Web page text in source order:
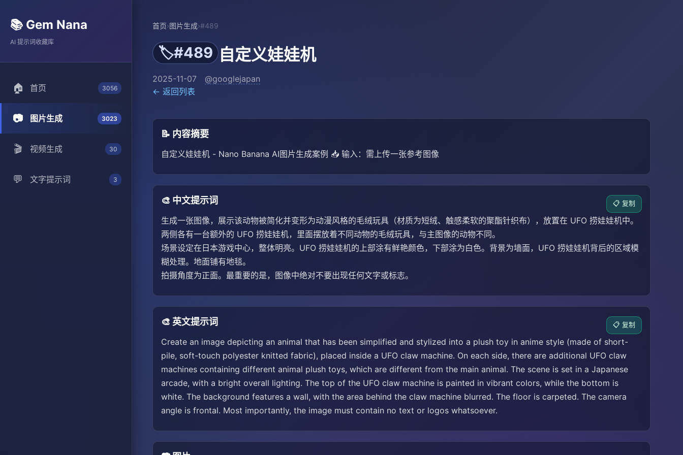
📚 Gem Nana
AI 提示词收藏库
🏠 首页 3056
📷 图片生成 3023
🎬 视频生成 30
💬 文字提示词 3
首页›图片生成›#489
🏷️#489 自定义娃娃机
2025-11-07 @googlejapan
← 返回列表
📝 内容摘要
自定义娃娃机 - Nano Banana AI图片生成案例 📥 输入：需上传一张参考图像
🎨 中文提示词 📋 复制
生成一张图像，展示该动物被简化并变形为动漫风格的毛绒玩具（材质为短绒、触感柔软的聚酯针织布），放置在 UFO 捞娃娃机中。
两侧各有一台额外的 UFO 捞娃娃机，里面摆放着不同动物的毛绒玩具，与主图像的动物不同。
场景设定在日本游戏中心，整体明亮。UFO 捞娃娃机的上部涂有鲜艳颜色，下部涂为白色。背景为墙面，UFO 捞娃娃机背后的区域模
糊处理。地面铺有地毯。
拍摄角度为正面。最重要的是，图像中绝对不要出现任何文字或标志。
🎨 英文提示词 📋 复制
Create an image depicting an animal that has been simplified and stylized into a plush toy in anime style (made of short-
pile, soft-touch polyester knitted fabric), placed inside a UFO claw machine. On each side, there are additional UFO claw
machines containing different animal plush toys, which are different from the main animal. The scene is set in a Japanese
arcade, with a bright overall lighting. The top of the UFO claw machine is painted in vibrant colors, while the bottom is
white. The background features a wall, with the area behind the claw machine blurred. The floor is carpeted. The camera
angle is frontal. Most importantly, the image must contain no text or logos whatsoever.